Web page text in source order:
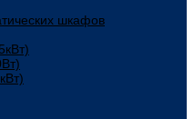
шкафов